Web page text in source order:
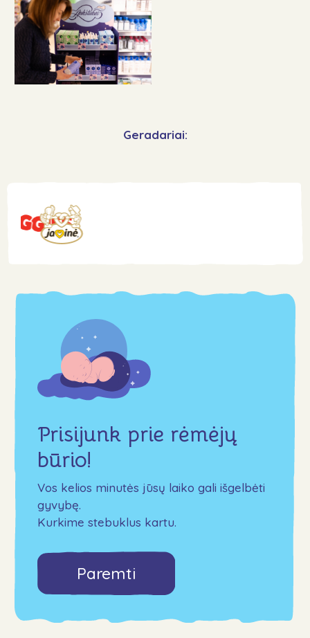
Geradariai:
Prisijunk prie rėmėjų
būrio!
Vos kelios minutės jūsų laiko gali išgelbėti
gyvybę.
Kurkime stebuklus kartu.
Paremti